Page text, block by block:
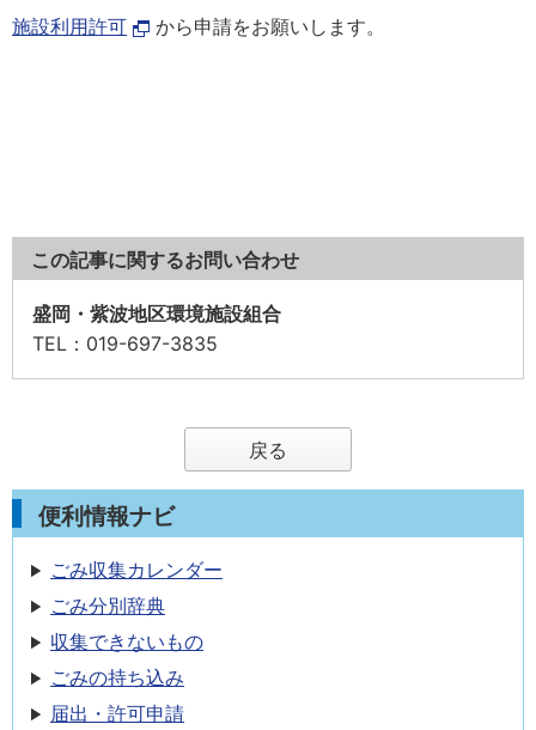
施設利用許可 から申請をお願いします。
この記事に関するお問い合わせ
盛岡・紫波地区環境施設組合
TEL ：019-697-3835
戻る
便利情報ナビ
ごみ収集カレンダー
ごみ分別辞典
収集できないもの
ごみの持ち込み
届出・許可申請